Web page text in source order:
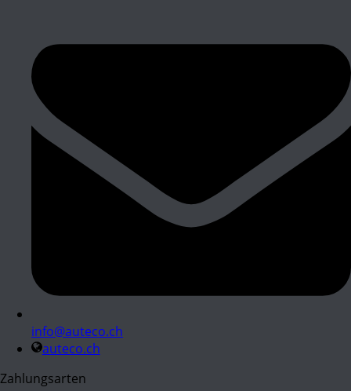
info@auteco.ch
auteco.ch
Zahlungsarten